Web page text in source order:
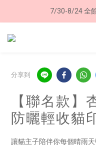
加入LINE好友
分享到
【聯名款】
防曬輕收貓
讓貓主子陪伴你每個晴雨